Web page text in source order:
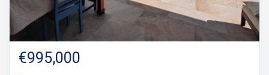
€995,000